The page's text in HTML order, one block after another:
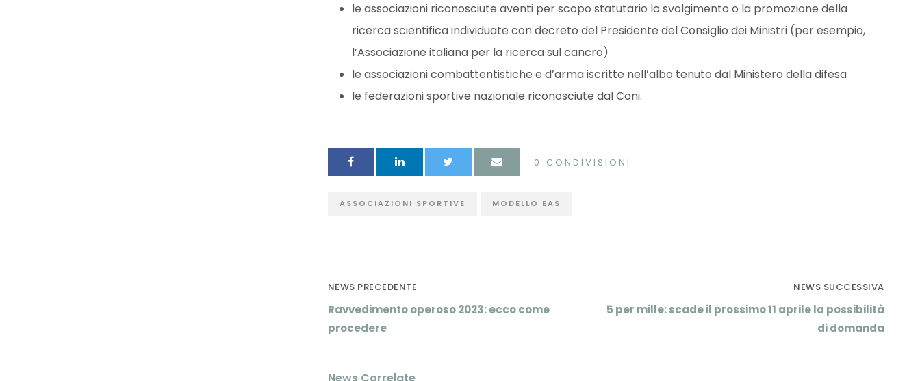
le associazioni riconosciute aventi per scopo statutario lo svolgimento o la promozione della
ricerca scientifica individuate con decreto del Presidente del Consiglio dei Ministri (per esempio,
l’Associazione italiana per la ricerca sul cancro)
le associazioni combattentistiche e d’arma iscritte nell’albo tenuto dal Ministero della difesa
le federazioni sportive nazionale riconosciute dal Coni.
0 CONDIVISIONI
ASSOCIAZIONI SPORTIVE MODELLO EAS
NEWS PRECEDENTE
Ravvedimento operoso 2023: ecco come
procedere
NEWS SUCCESSIVA
5 per mille: scade il prossimo 11 aprile la possibilità
di domanda